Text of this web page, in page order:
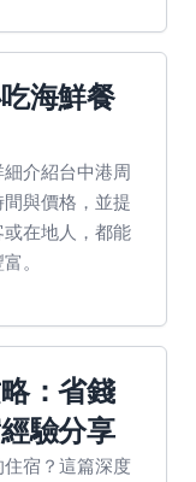
海鮮餐
介紹台中港周
與價格，並提
在地人，都能
。
：省錢
驗分享
宿？這篇深度